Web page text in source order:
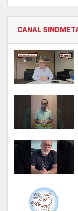
CANAL